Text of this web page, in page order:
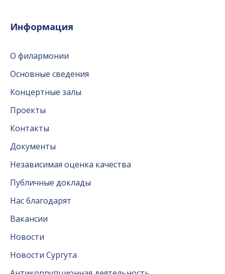
Информация
О филармонии
Основные сведения
Концертные залы
Проекты
Контакты
Документы
Независимая оценка качества
Публичные доклады
Нас благодарят
Вакансии
Новости
Новости Сургута